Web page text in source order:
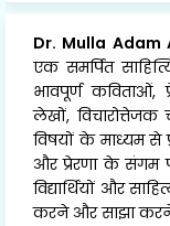
Dr. Mulla Adam
एक समर्पित
भावपूर्ण कविताओं,
लेखों,
विषयों के माध्यम से
और प्रेरणा के संगम
विद्यार्थियों और
करने और साझा करने